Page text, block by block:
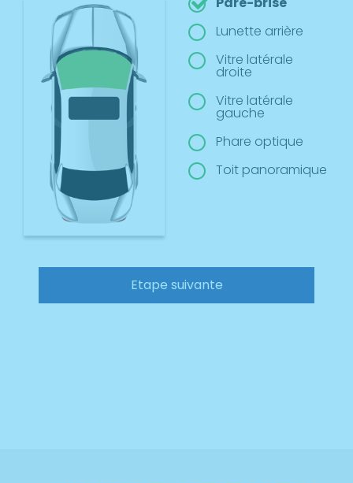
Lunette arrière
Vitre latérale
droite
Vitre latérale
gauche
Phare optique
Toit panoramique
Etape suivante